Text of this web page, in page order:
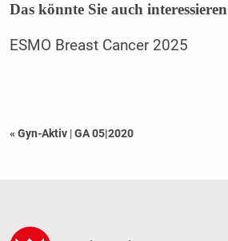
Das könnte Sie auch interessieren
ESMO Breast Cancer 2025
« Gyn-Aktiv |GA 05|2020